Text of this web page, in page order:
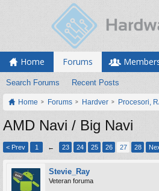
Home Forums
Search Forums Recent Posts
Home Forums Hardver Procesori,
AMD Navi / Big Navi
< Prev 1 ← 23 24 25 26 27 28
Stevie_Ray
Veteran foruma